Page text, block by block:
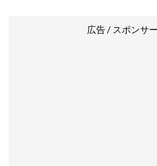
広告 / スポンサ